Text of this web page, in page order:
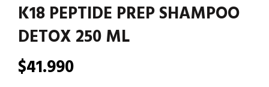
K18 PEPTIDE PREP SHAMPOO
DETOX 250 ML
$41.990